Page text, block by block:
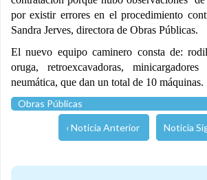
por existir errores en el procedimiento
Sandra Jerves, directora de Obras Públicas.
El nuevo equipo caminero consta de:
oruga, retroexcavadoras,
neumática, que dan un total de 10 máquinas.
Obras Públicas
‹ Noticia Anterior Noticia